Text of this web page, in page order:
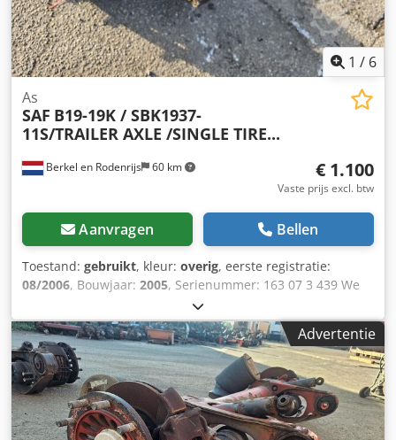
1 / 6
Berkel en Rodenrijs 60 km
As
SAF B19-19K / SBK1937-
11S/TRAILER AXLE /SINGLE TIRE...
€ 1.100
Vaste prijs excl. btw
Aanvragen Bellen
Toestand: gebruikt, kleur: overig, eerste registratie:
08/2006, Bouwjaar: 2005, Serienummer: 163 07 3 439 We
hebben meer dan 100 assen op voorraad. Neem contact
met ons op als u niet kunt vinden wat u zoekt. Cjdpozrfc
Ejfx Ak Uoha
Advertentie